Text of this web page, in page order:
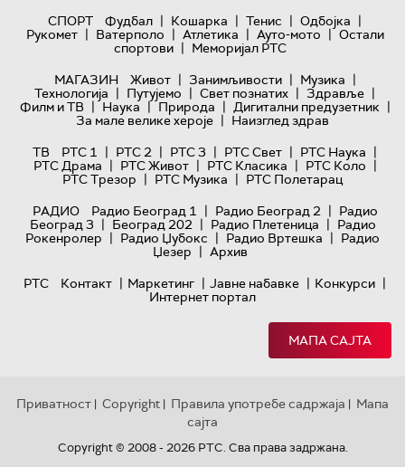
СПОРТ
Фудбал | Кошарка | Тенис | Одбојка |
Рукомет | Ватерполо | Атлетика | Ауто-мото | Остали
спортови | Меморијал РТС
МАГАЗИН
Живот | Занимљивости | Музика |
Технологијa | Путујемо | Свет познатих | Здравље |
Филм и ТВ | Наука | Природа | Дигитални предузетник |
За мале велике хероје | Наизглед здрав
ТВ
РТС 1 | РТС 2 | РТС 3 | РТС Свет | РТС Наука |
РТС Драма | РТС Живот | РТС Класика | РТС Коло |
РТС Трезор | РТС Музика | РТС Полетарац
РАДИО
Радио Београд 1 | Радио Београд 2 | Радио
Београд 3 | Београд 202 | Радио Плетеница | Радио
Рокенролер | Радио Џубокс | Радио Вртешка | Радио
Џезер | Архив
РТС
Контакт | Маркетинг | Јавне набавке | Конкурси |
Интернет портал
МАПА САЈТА
Приватност | Copyright | Правила употребе садржаја | Мапа
сајта
Copyright © 2008 - 2026 РТС. Сва права задржана.